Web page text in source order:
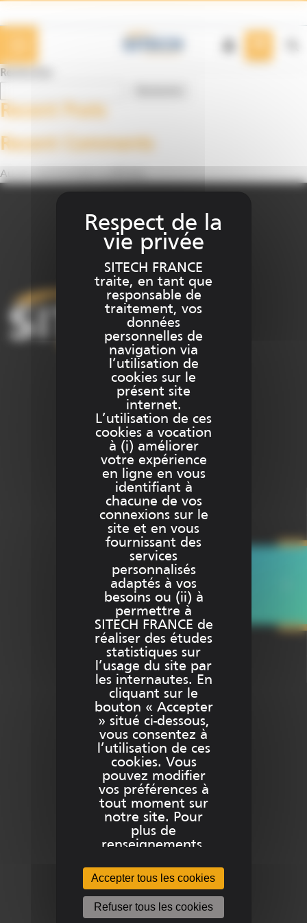
Aucun produit ne
correspond à votre
sélection.
Rechercher
Recent Posts
Recent Comments
Aucun commentaire à afficher.
+33 (0)1 69 51 60 00
info@sitech-france.com
Besoin d’aide ?
Contact
Support
Team Viewer SITECH France
Plus d’informations sur …
Formations
Services
L’entreprise
SITECH FRANCE
traite, en tant que
responsable de
traitement, vos
données
personnelles de
navigation via
l’utilisation de
cookies sur le
présent site
internet.
L’utilisation de ces
cookies a vocation
à (i) améliorer
votre expérience
en ligne en vous
identifiant à
chacune de vos
connexions sur le
site et en vous
fournissant des
services
personnalisés
adaptés à vos
besoins ou (ii) à
permettre à
SITECH FRANCE de
réaliser des études
statistiques sur
l’usage du site par
les internautes. En
cliquant sur le
bouton « Accepter
» situé ci-dessous,
vous consentez à
l’utilisation de ces
cookies. Vous
pouvez modifier
vos préférences à
tout moment sur
notre site. Pour
plus de
renseignements,
paramétrage de
ces cookies,
veuillez consulter
notre Politique sur
Accepter tous les cookies
Refuser tous les cookies